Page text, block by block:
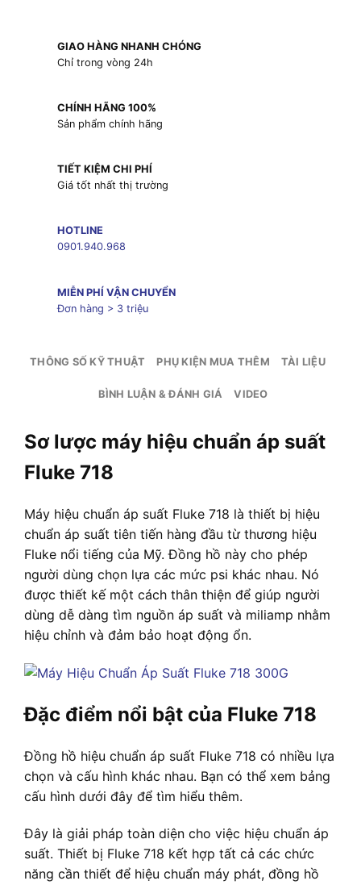
GIAO HÀNG NHANH CHÓNG
Chỉ trong vòng 24h
CHÍNH HÃNG 100%
Sản phẩm chính hãng
TIẾT KIỆM CHI PHÍ
Giá tốt nhất thị trường
HOTLINE
0901.940.968
MIỄN PHÍ VẬN CHUYỂN
Đơn hàng > 3 triệu
THÔNG SỐ KỸ THUẬT PHỤ KIỆN MUA THÊM TÀI LIỆU
BÌNH LUẬN & ĐÁNH GIÁ VIDEO
Sơ lược máy hiệu chuẩn áp suất
Fluke 718
Máy hiệu chuẩn áp suất Fluke 718 là thiết bị hiệu
chuẩn áp suất tiên tiến hàng đầu từ thương hiệu
Fluke nổi tiếng của Mỹ. Đồng hồ này cho phép
người dùng chọn lựa các mức psi khác nhau. Nó
được thiết kế một cách thân thiện để giúp người
dùng dễ dàng tìm nguồn áp suất và miliamp nhằm
hiệu chỉnh và đảm bảo hoạt động ổn.
Đặc điểm nổi bật của Fluke 718
Đồng hồ hiệu chuẩn áp suất Fluke 718 có nhiều lựa
chọn và cấu hình khác nhau. Bạn có thể xem bảng
cấu hình dưới đây để tìm hiểu thêm.
Đây là giải pháp toàn diện cho việc hiệu chuẩn áp
suất. Thiết bị Fluke 718 kết hợp tất cả các chức
năng cần thiết để hiệu chuẩn máy phát, đồng hồ